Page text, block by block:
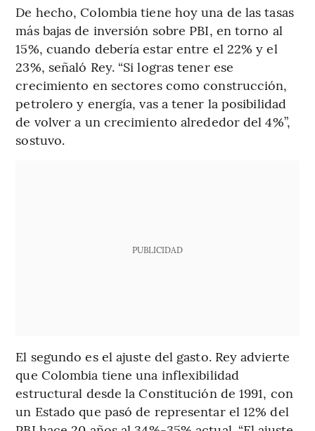
De hecho, Colombia tiene hoy una de las tasas
más bajas de inversión sobre PBI, en torno al
15%, cuando debería estar entre el 22% y el
23%, señaló Rey. “Si logras tener ese
crecimiento en sectores como construcción,
petrolero y energía, vas a tener la posibilidad
de volver a un crecimiento alrededor del 4%”,
sostuvo.
PUBLICIDAD
El segundo es el ajuste del gasto. Rey advierte
que Colombia tiene una inflexibilidad
estructural desde la Constitución de 1991, con
un Estado que pasó de representar el 12% del